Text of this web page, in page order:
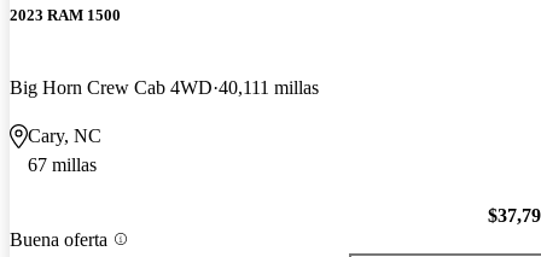
2023 RAM 1500
Big Horn Crew Cab 4WD 40,111 millas
Cary, NC
67 millas
Buena oferta